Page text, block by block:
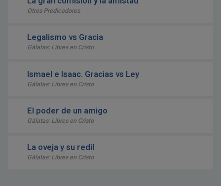
Otros Predicadores
Legalismo vs Gracia
Gálatas: Libres en Cristo
Ismael e Isaac. Gracias vs Ley
Gálatas: Libres en Cristo
El poder de un amigo
Gálatas: Libres en Cristo
La oveja y su redil
Gálatas: Libres en Cristo